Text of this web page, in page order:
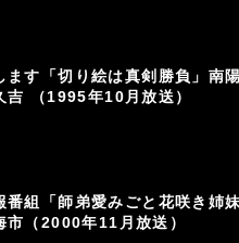
ます「切り絵は真剣勝負」南
（1995年10月放送）
番組「師弟愛みごと花咲き姉
市（2000年11月放送）